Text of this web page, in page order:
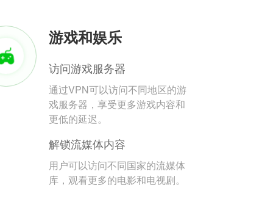
游戏和娱乐
访问游戏服务器
通过VPN可以访问不同地区的游
戏服务器，享受更多游戏内容和
更低的延迟。
解锁流媒体内容
用户可以访问不同国家的流媒体
库，观看更多的电影和电视剧。